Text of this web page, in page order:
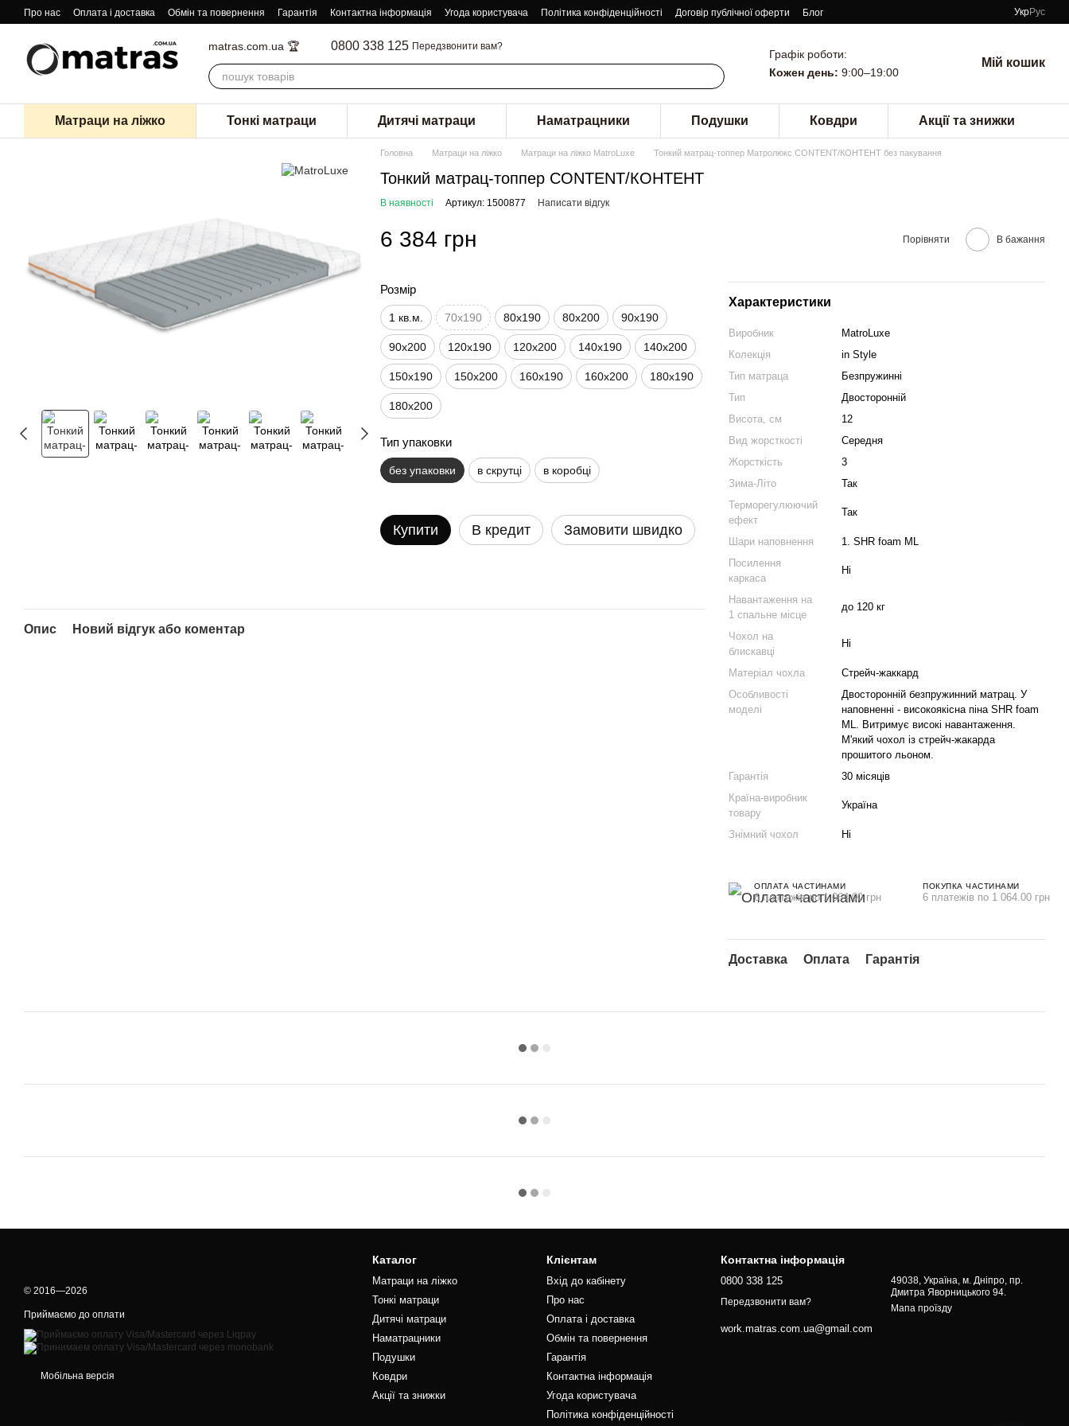
Перейти к основному контенту
Про нас Оплата і доставка Обмін та повернення Гарантія Контактна інформація Угода користувача Політика конфіденційності Договір публічної оферти Блог УкрРус
matras.com.ua 🏆 0800 338 125 Передзвонити вам?
Графік роботи:
Кожен день: 9:00–19:00
Мій кошик
Матраци на ліжко Тонкі матраци Дитячі матраци Наматрацники Подушки Ковдри Акції та знижки
Головна Матраци на ліжко Матраци на ліжко MatroLuxe Тонкий матрац-топпер Матролюкс CONTENT/КОНТЕНТ без пакування
Тонкий матрац-топпер CONTENT/КОНТЕНТ
В наявності Артикул: 1500877 Написати відгук
6 384 грн Порівняти В бажання
Розмір
1 кв.м. 70х190 80х190 80х200 90х190
90х200 120х190 120х200 140х190 140х200
150х190 150х200 160х190 160х200 180х190
180х200
Тип упаковки
без упаковки в скрутці в коробці
Купити В кредит Замовити швидко
Характеристики
Виробник
MatroLuxe
Колекція
in Style
Тип матраца
Безпружинні
Тип
Двосторонній
Висота, см
12
Вид жорсткості
Середня
Жорсткість
3
Зима-Літо
Так
Терморегулюючий
ефект
Так
Шари наповнення
1. SHR foam ML
Посилення
каркаса
Ні
Навантаження на
1 спальне місце
до 120 кг
Чохол на
блискавці
Ні
Матеріал чохла
Стрейч-жаккард
Особливості
моделі
Двосторонній безпружинний матрац. У
наповненні - високоякісна піна SHR foam
ML. Витримує високі навантаження.
М'який чохол із стрейч-жакарда
прошитого льоном.
Гарантія
30 місяців
Країна-виробник
товару
Україна
Знімний чохол Ні
ОПЛАТА ЧАСТИНАМИ
6 платежів по 1 064.00 грн
ПОКУПКА ЧАСТИНАМИ
6 платежів по 1 064.00 грн
Доставка Оплата Гарантія
Опис Новий відгук або коментар
© 2016—2026
Приймаємо до оплати
Мобільна версія
Каталог
Матраци на ліжко
Тонкі матраци
Дитячі матраци
Наматрацники
Подушки
Ковдри
Акції та знижки
Клієнтам
Вхід до кабінету
Про нас
Оплата і доставка
Обмін та повернення
Гарантія
Контактна інформація
Угода користувача
Політика конфіденційності
Контактна інформація
0800 338 125
Передзвонити вам?
work.matras.com.ua@gmail.com
49038, Україна, м. Дніпро, пр.
Дмитра Яворницького 94.
Мапа проїзду